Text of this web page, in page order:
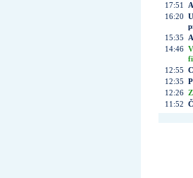
17:51
16:20
15:35
14:46
12:55
12:35
12:26
11:52